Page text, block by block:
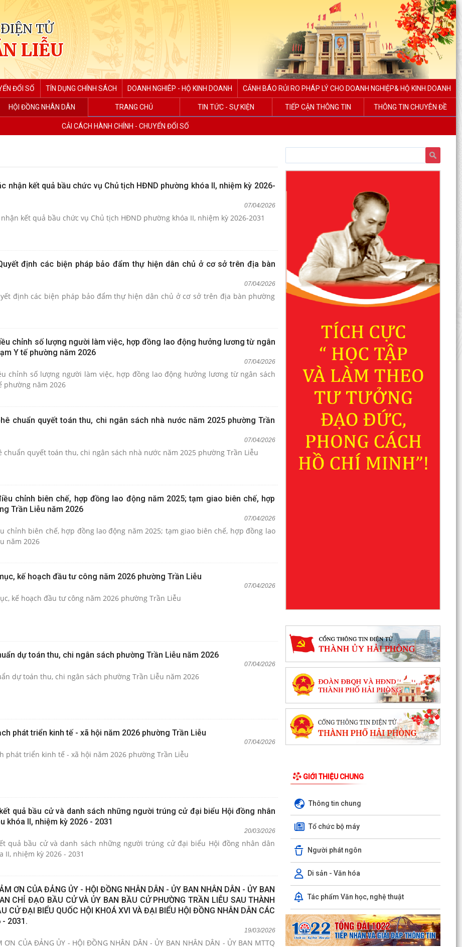
TỬ
LIỄU
ĐỔI SỐ TÍN DỤNG CHÍNH SÁCH DOANH NGHIÊP - HỘ KINH DOANH CẢNH BÁO RỦI RO PHÁP LÝ CHO DOANH NGHIỆP& HỘ KINH DOANH
HỘI ĐỒNG NHÂN DÂN TRANG CHỦ TIN TỨC - SỰ KIỆN TIẾP CẬN THÔNG TIN THÔNG TIN CHUYÊN ĐỀ
CẢI CÁCH HÀNH CHÍNH - CHUYỂN ĐỔI SỐ
nhận kết quả bầu chức vụ Chủ tịch HĐND phường khóa II, nhiệm kỳ 2026-
07/04/2026
kết quả bầu chức vụ Chủ tịch HĐND phường khóa II, nhiệm kỳ 2026-2031
định các biện pháp bảo đẩm thự hiện dân chủ ở cơ sở trên địa bàn
07/04/2026
định các biện pháp bảo đẩm thự hiện dân chủ ở cơ sở trên địa bàn phường
chỉnh số lượng người làm việc, hợp đồng lao động hưởng lương từ ngân
Y tế phường năm 2026
07/04/2026
chỉnh số lượng người làm việc, hợp đồng lao động hưởng lương từ ngân sách
phường năm 2026
chuẩn quyết toán thu, chi ngân sách nhà nước năm 2025 phường Trần
07/04/2026
chuẩn quyết toán thu, chi ngân sách nhà nước năm 2025 phường Trần Liễu
chỉnh biên chế, hợp đồng lao động năm 2025; tạm giao biên chế, hợp
Trần Liễu năm 2026
07/04/2026
chỉnh biên chế, hợp đồng lao động năm 2025; tạm giao biên chế, hợp đồng lao
năm 2026
kế hoạch đầu tư công năm 2026 phường Trần Liễu
07/04/2026
kế hoạch đầu tư công năm 2026 phường Trần Liễu
dự toán thu, chi ngân sách phường Trần Liễu năm 2026
07/04/2026
dự toán thu, chi ngân sách phường Trần Liễu năm 2026
phát triển kinh tế - xã hội năm 2026 phường Trần Liễu
07/04/2026
phát triển kinh tế - xã hội năm 2026 phường Trần Liễu
quả bầu cử và danh sách những người trúng cử đại biểu Hội đồng nhân
khóa II, nhiệm kỳ 2026 - 2031
20/03/2026
quả bầu cử và danh sách những người trúng cử đại biểu Hội đồng nhân dân
II, nhiệm kỳ 2026 - 2031
CỦA ĐẢNG ỦY - HỘI ĐỒNG NHÂN DÂN - ỦY BAN NHÂN DÂN - ỦY BAN
CHỈ ĐẠO BẦU CỬ VÀ ỦY BAN BẦU CỬ PHƯỜNG TRẦN LIỄU SAU THÀNH
CỬ ĐẠI BIỂU QUỐC HỘI KHOÁ XVI VÀ ĐẠI BIỂU HỘI ĐỒNG NHÂN DÂN CÁC
- 2031.
19/03/2026
ĐẢNG ỦY - HỘI ĐỒNG NHÂN DÂN - ỦY BAN NHÂN DÂN - ỦY BAN MTTQ
GIỚI THIỆU CHUNG
Thông tin chung
Tổ chức bộ máy
Người phát ngôn
Di sản - Văn hóa
Tác phẩm Văn học, nghệ thuật